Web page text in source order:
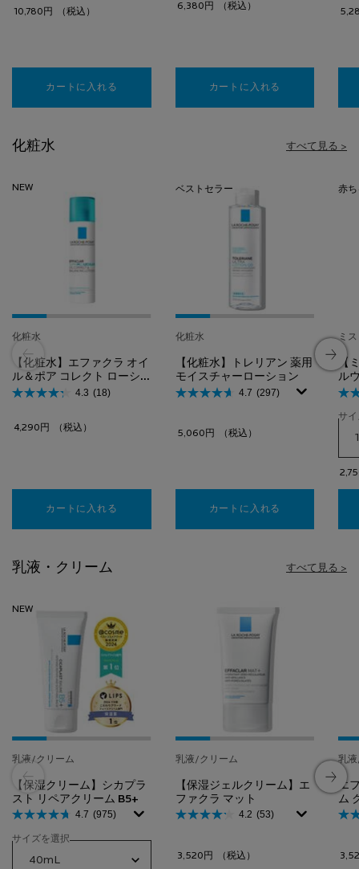
10,780円 （税込）
カートに入れる 【美容液】メラ B3 ダブル コンセントレート セラ
6,380円 （税込）
カートに入れる
化粧水 すべて見る >
NEW
化粧水
【化粧水】エファクラ オイ
ル＆ポア コレクト ローシ
ョン
4.3 (18)
4,290円 （税込）
カートに入れる 【化粧水】エファクラ オイル＆ポア コレクト ロー
ベストセラー
化粧水
【化粧水】トレリアン 薬用
モイスチャーローション
4.7 (297)
5,060円 （税込）
カートに入れる
赤
ミ
【
ル
サ
乳液・クリーム すべて見る >
NEW
乳液/クリーム
【保湿クリーム】シカプラ
スト リペアクリーム B5+​
4.7 (975)
サイズを選択
乳液/クリーム
【保湿ジェルクリーム】エ
ファクラ マット
4.2 (53)
3,520円 （税込）
乳
エ
ム